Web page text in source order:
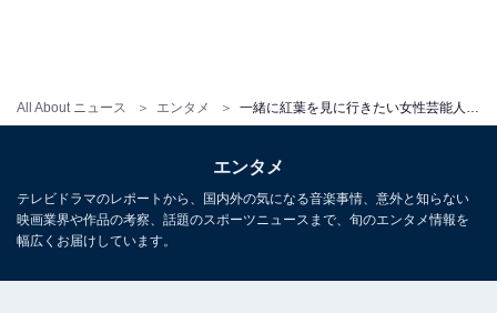
All About ニュース エンタメ
エンタメ
テレビドラマのレポートから、国内外の気になる音楽事情、意外と知らない
映画業界や作品の考察、話題のスポーツニュースまで、旬のエンタメ情報を
幅広くお届けしています。